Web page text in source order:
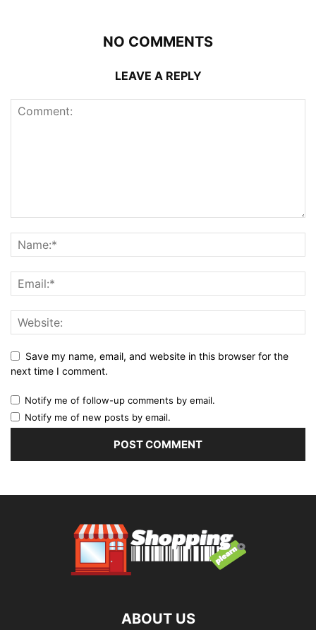
NO COMMENTS
LEAVE A REPLY
Save my name, email, and website in this browser for the
next time I comment.
Notify me of follow-up comments by email.
Notify me of new posts by email.
ABOUT US